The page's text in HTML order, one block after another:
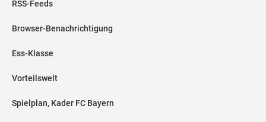
RSS-Feeds
Browser-Benachrichtigung
Ess-Klasse
Vorteilswelt
Spielplan, Kader FC Bayern